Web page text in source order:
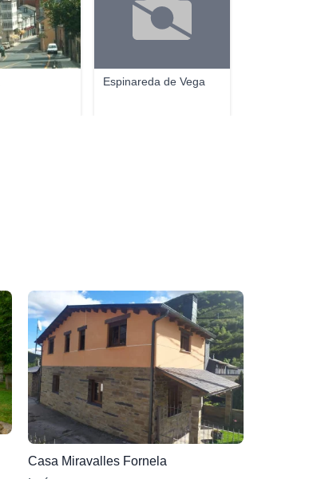
Espinareda de Vega
Casa Miravalles Fornela